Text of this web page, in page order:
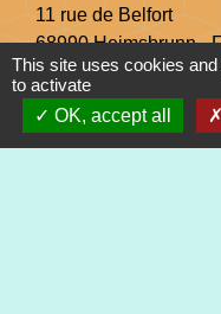
11 rue de Belfort
68990 Heimsbrunn -
+33 3 89 81 90 34
Mail :
This site uses cookies
to activate
OK, accept all